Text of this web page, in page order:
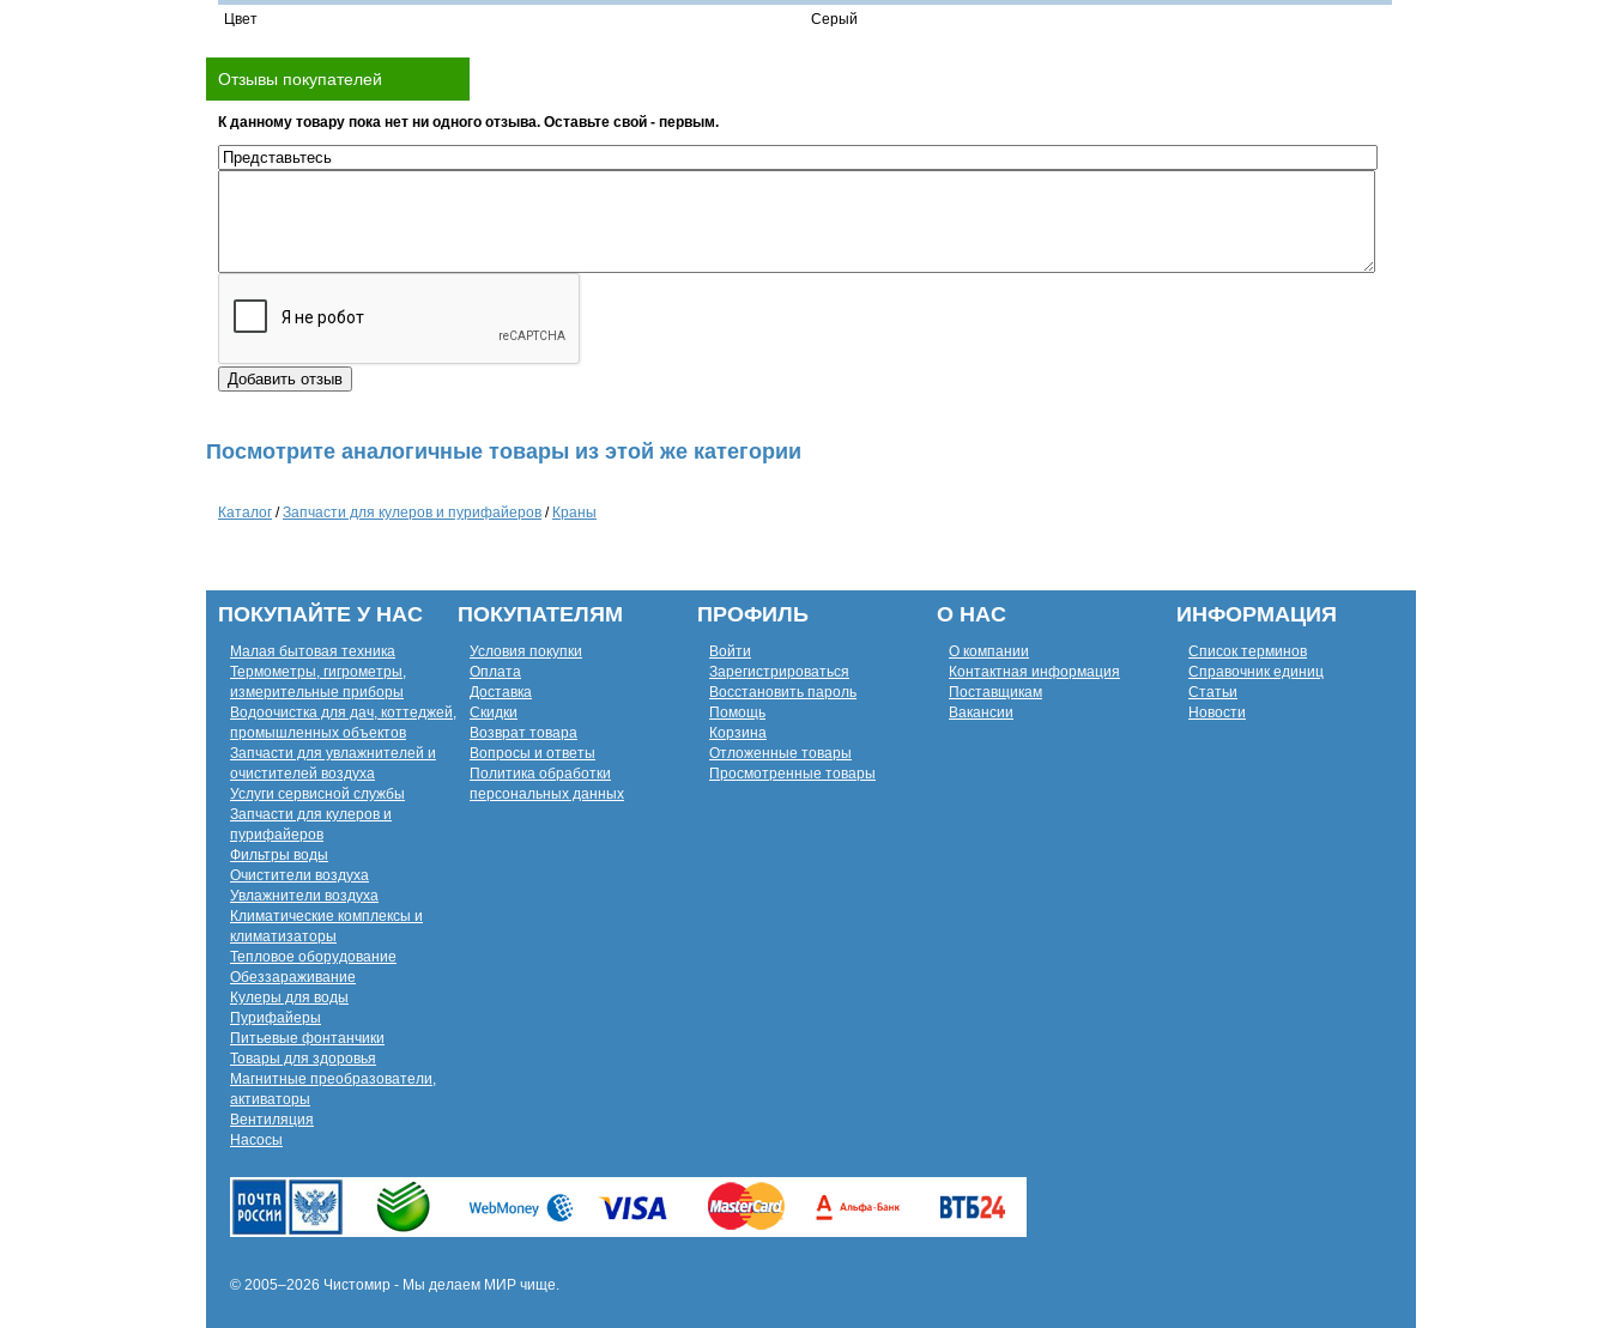
Цвет
Серый
Отзывы покупателей
К данному товару пока нет ни одного отзыва. Оставьте свой - первым.
Посмотрите аналогичные товары из этой же категории
Каталог /Запчасти для кулеров и пурифайеров / Краны
ПОКУПАЙТЕ У НАС
Малая бытовая техника
Термометры, гигрометры,
измерительные приборы
Водоочистка для дач, коттеджей,
промышленных объектов
Запчасти для увлажнителей и
очистителей воздуха
Услуги сервисной службы
Запчасти для кулеров и
пурифайеров
Фильтры воды
Очистители воздуха
Увлажнители воздуха
Климатические комплексы и
климатизаторы
Тепловое оборудование
Обеззараживание
Кулеры для воды
Пурифайеры
Питьевые фонтанчики
Товары для здоровья
Магнитные преобразователи,
активаторы
Вентиляция
Насосы
ПОКУПАТЕЛЯМ
Условия покупки
Оплата
Доставка
Скидки
Возврат товара
Вопросы и ответы
Политика обработки
персональных данных
ПРОФИЛЬ
Войти
Зарегистрироваться
Восстановить пароль
Помощь
Корзина
Отложенные товары
Просмотренные товары
О НАС
О компании
Контактная информация
Поставщикам
Вакансии
ИНФОРМАЦИЯ
Список терминов
Справочник единиц
Статьи
Новости
© 2005–2026 Чистомир - Мы делаем МИР чище.